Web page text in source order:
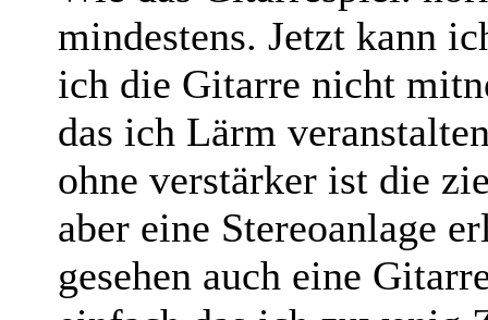
mindestens. Jetzt kann
ich die Gitarre nicht
das ich Lärm
ohne verstärker ist die
aber eine Stereoanlage
gesehen auch eine